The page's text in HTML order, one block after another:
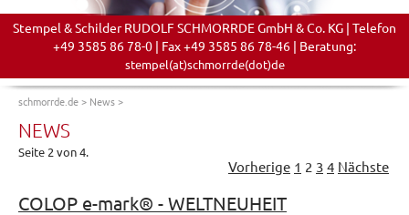
Stempel & Schilder RUDOLF SCHMORRDE GmbH & Co. KG | Telefon
+49 3585 86 78-0 | Fax +49 3585 86 78-46 | Beratung:
stempel(at)schmorrde(dot)de
schmorrde.de> News>
NEWS
Seite 2 von 4.
Vorherige 1 2 3 4 Nächste
COLOP e-mark® - WELTNEUHEIT